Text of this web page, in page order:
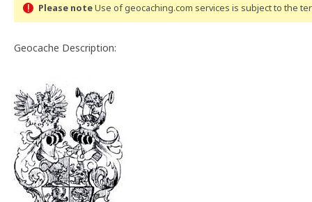
Please noteUse of geocaching.com services is subject to the
Geocache Description: